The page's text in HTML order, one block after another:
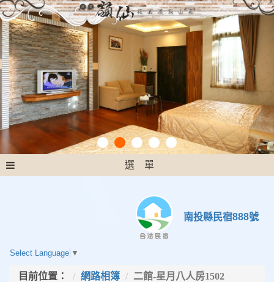
選 單
南投縣民宿888號
Select Language ▼
目前位置： 網路相簿 二館-星月八人房1502